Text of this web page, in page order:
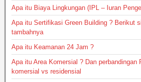
Apa itu Biaya Lingkungan (IPL – Iuran
Apa itu Sertifikasi Green Building ? Berikut
tambahnya
Apa itu Keamanan 24 Jam ?
Apa itu Area Komersial ? Dan perbandingan
komersial vs residensial